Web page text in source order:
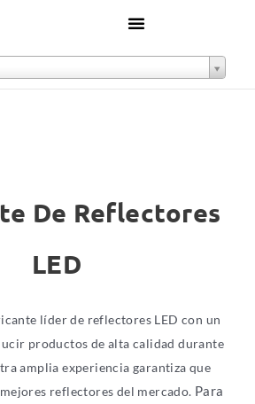
De Reflectores
LED
líder de reflectores LED con un
productos de alta calidad durante
amplia experiencia garantiza que
reflectores del mercado. Para